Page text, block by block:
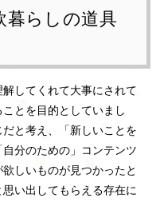
暮らしの道具
してくれて大事にされて
とを目的としていまし
と考え、「新しいことを
分のための」コンテンツ
しいものが見つかったと
い出してもらえる存在に